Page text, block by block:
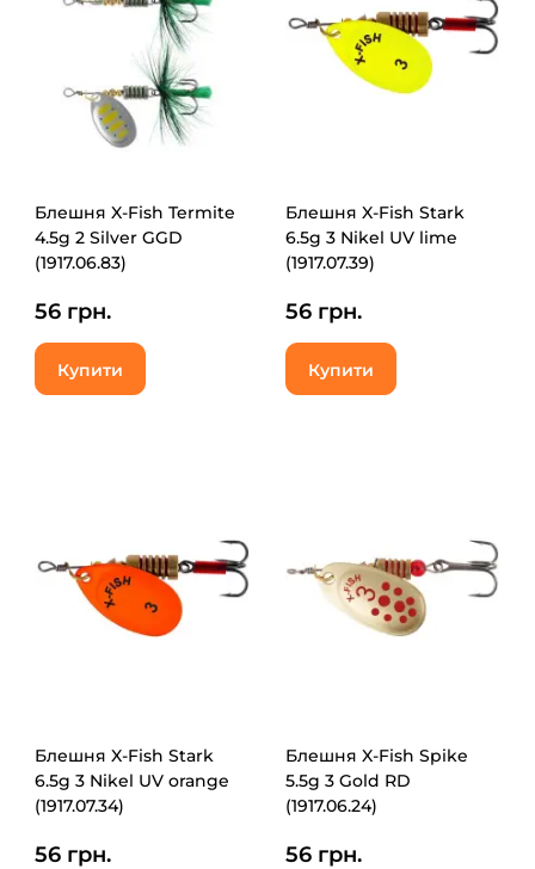
Блешня X-Fish Termite
4.5g 2 Silver GGD
(1917.06.83)
56 грн.
Купити
Блешня X-Fish Stark
6.5g 3 Nikel UV lime
(1917.07.39)
56 грн.
Купити
Блешня X-Fish Stark
6.5g 3 Nikel UV orange
(1917.07.34)
56 грн.
Блешня X-Fish Spike
5.5g 3 Gold RD
(1917.06.24)
56 грн.